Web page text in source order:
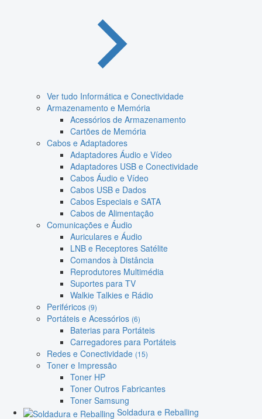
Ver tudo Informática e Conectividade
Armazenamento e Memória
Acessórios de Armazenamento
Cartões de Memória
Cabos e Adaptadores
Adaptadores Áudio e Vídeo
Adaptadores USB e Conectividade
Cabos Áudio e Vídeo
Cabos USB e Dados
Cabos Especiais e SATA
Cabos de Alimentação
Comunicações e Áudio
Auriculares e Áudio
LNB e Receptores Satélite
Comandos à Distância
Reprodutores Multimédia
Suportes para TV
Walkie Talkies e Rádio
Periféricos (9)
Portáteis e Acessórios (6)
Baterias para Portáteis
Carregadores para Portáteis
Redes e Conectividade (15)
Toner e Impressão
Toner HP
Toner Outros Fabricantes
Toner Samsung
Soldadura e Reballing